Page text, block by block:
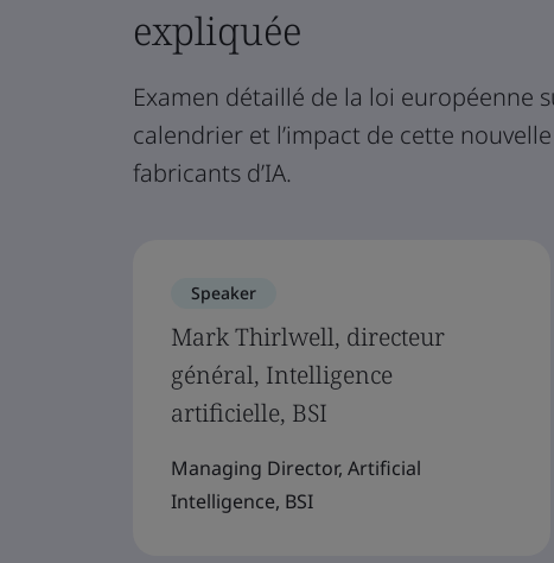
expliquée
Examen détaillé de la loi européenne
calendrier et l’impact de cette
fabricants d’IA.
Speaker
Mark Thirlwell, directeur
général, Intelligence
artificielle, BSI
Managing Director, Artificial
Intelligence, BSI